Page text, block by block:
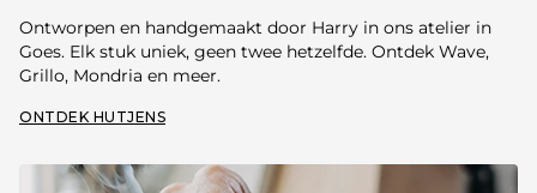
Ontworpen en handgemaakt door Harry in ons atelier in
Goes. Elk stuk uniek, geen twee hetzelfde. Ontdek Wave,
Grillo, Mondria en meer.
ONTDEK HUTJENS